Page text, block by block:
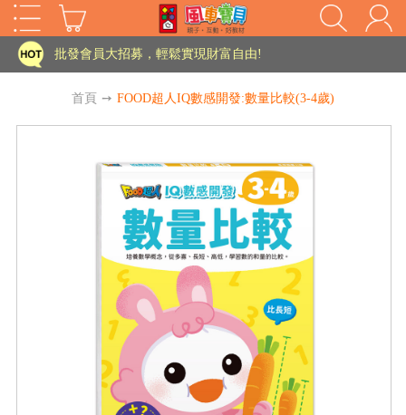
家長樂了!「風車書版集團暨FOOD超人企業總部」目前正興建中!
批發會員大招募，輕鬆實現財富自由!
老師您好!!幼教會員火熱招募中~
海外購物免煩惱！點我查看『海外購物流程說明』
批發會員大招募，輕鬆實現財富自由!
老師您好!!幼教會員火熱招募中~
海外購物免煩惱！點我查看『海外購物流程說明』
首頁 ➙ FOOD超人IQ數感開發:數量比較(3-4歲)